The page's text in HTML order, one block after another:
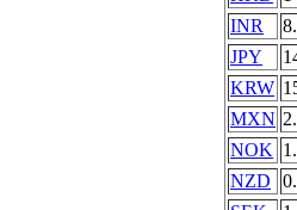
INR
JPY
KRW
MXN
NOK
NZD